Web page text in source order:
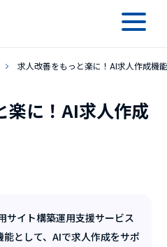
求人改善をもっと楽に！AI求人作成機
楽に！AI求人作成
サイト構築運用支援サービス
能として、AIで求人作成をサポ